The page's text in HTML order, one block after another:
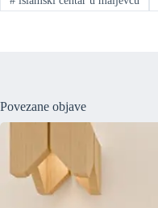
Povezane objave